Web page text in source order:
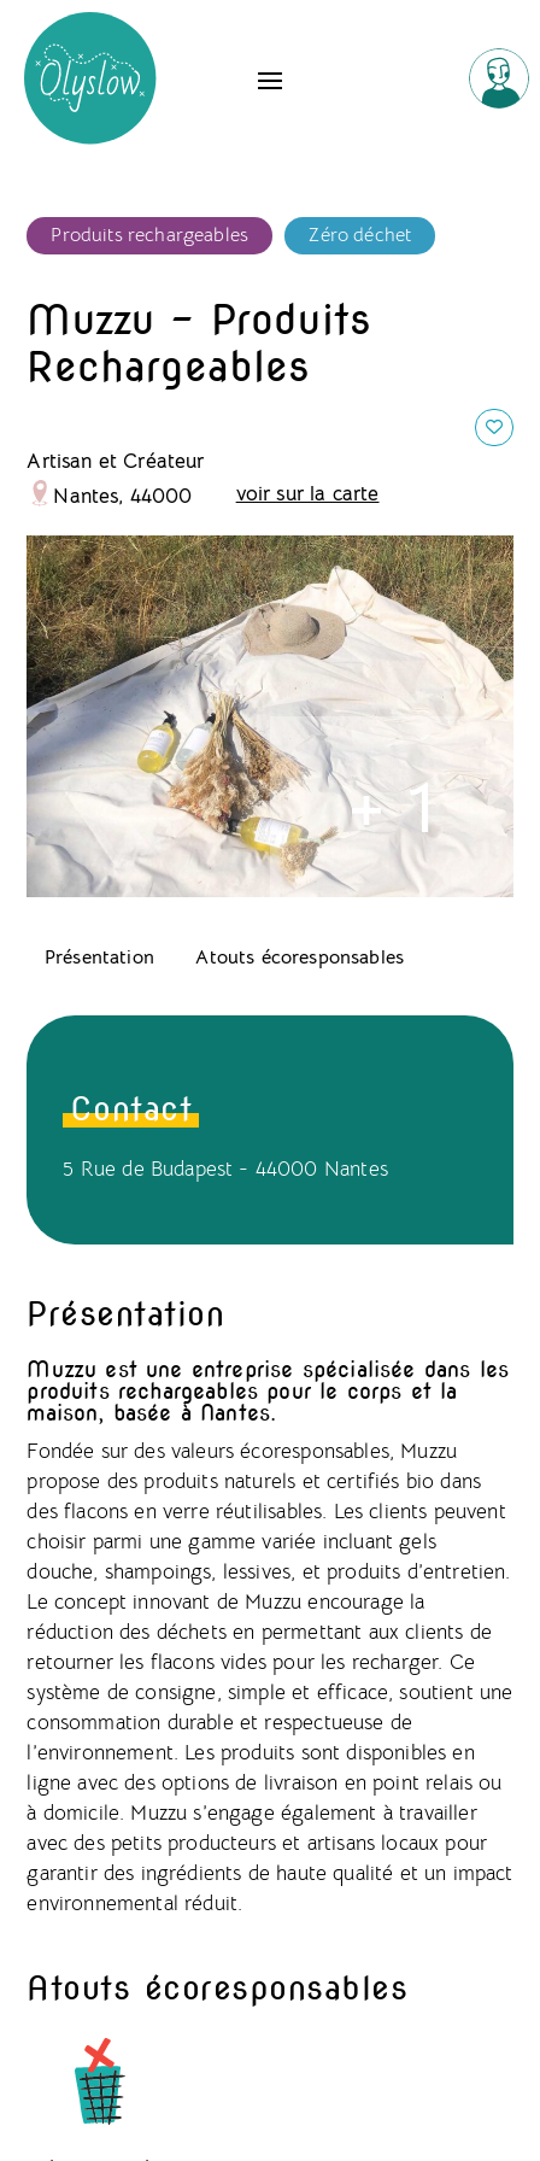
Produits rechargeables Zéro déchet
Muzzu - Produits
Rechargeables
Artisan et Créateur
Nantes, 44000
voir sur la carte
+ 1
Présentation Atouts écoresponsables
Présentation
Muzzu est une entreprise spécialisée dans les
produits rechargeables pour le corps et la
maison, basée à Nantes.
Fondée sur des valeurs écoresponsables, Muzzu
propose des produits naturels et certifiés bio dans
des flacons en verre réutilisables. Les clients peuvent
choisir parmi une gamme variée incluant gels
douche, shampoings, lessives, et produits d’entretien.
Le concept innovant de Muzzu encourage la
réduction des déchets en permettant aux clients de
retourner les flacons vides pour les recharger. Ce
système de consigne, simple et efficace, soutient une
consommation durable et respectueuse de
l’environnement. Les produits sont disponibles en
ligne avec des options de livraison en point relais ou
à domicile. Muzzu s’engage également à travailler
avec des petits producteurs et artisans locaux pour
garantir des ingrédients de haute qualité et un impact
environnemental réduit.
Atouts écoresponsables
Contact
5 Rue de Budapest - 44000 Nantes